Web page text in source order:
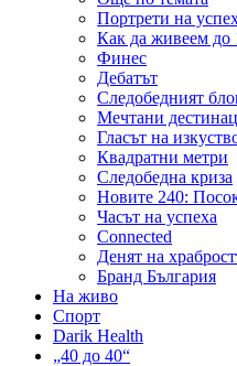
Портрети на
Как да живеем до
Финес
Дебатът
Следобедният
Мечтани
Гласът на
Квадратни метри
Следобедна криза
Новите 240:
Часът на успеха
Connected
Денят на
Бранд България
На живо
Спорт
Darik Health
„40 до 40“